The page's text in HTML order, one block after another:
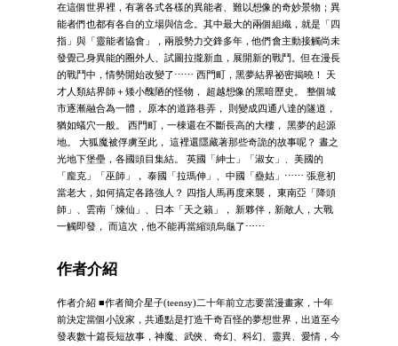
在這個世界裡，有著各式各樣的異能者、難以想像的奇妙景物；異
能者們也都有各自的立場與信念。其中最大的兩個組織，就是「四
指」與「靈能者協會」，兩股勢力交鋒多年，他們會主動接觸尚未
發覺己身異能的圈外人、試圖拉攏新血，展開新的戰鬥。但在漫長
的戰鬥中，情勢開始改變了⋯⋯ 西門町，黑夢結界祕密揭曉！ 天
才人類結界師＋矮小醜陋的怪物， 超越想像的黑暗歷史。 整個城
市逐漸融合為一體， 原本的道路巷弄， 則變成四通八達的隧道，
猶如蟻穴一般。 西門町，一棟還在不斷長高的大樓， 黑夢的起源
地。 大狐魔被俘虜至此， 這裡還隱藏著那些奇詭的故事呢？ 晝之
光地下堡壘，各國頭目集結。 英國「紳士」「淑女」、美國的
「龐克」「巫師」， 泰國「拉瑪伸」、中國「蠱姑」⋯⋯ 張意初
當老大，如何搞定各路強人？ 四指人馬再度來襲， 東南亞「降頭
師」、雲南「煉仙」、日本「天之籟」， 新夥伴，新敵人，大戰
一觸即發， 而這次，他不能再當縮頭烏龜了⋯⋯
作者介紹
作者介紹 ■作者簡介星子(teensy)二十年前立志要當漫畫家，十年
前決定當個小說家，共通點是打造千奇百怪的夢想世界，出道至今
發表數十篇長短故事，神魔、武俠、奇幻、科幻、靈異、愛情，今